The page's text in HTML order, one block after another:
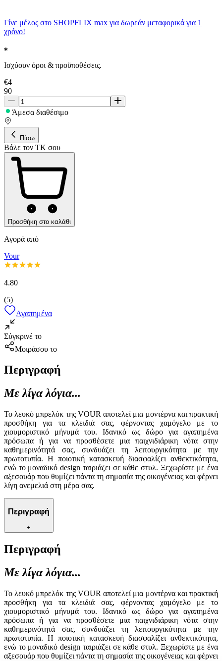
Γίνε μέλος στο SHOPFLIX max για δωρεάν μεταφορικά για 1
χρόνο!
Ισχύουν όροι & προϋποθέσεις.
€4
90
Άμεσα διαθέσιμο
Πίσω
Βάλε τον ΤΚ σου
Προσθήκη στο καλάθι
Αγορά από
Vour
4.80
(5)
Αγαπημένα
Σύγκρινέ το
Μοιράσου το
Περιγραφή
Με λίγα λόγια...
Το λευκό μπρελόκ της VOUR αποτελεί μια μοντέρνα και πρακτική
προσθήκη για τα κλειδιά σας, φέρνοντας χαμόγελο με το
χιουμοριστικό μήνυμά του. Ιδανικό ως δώρο για αγαπημένα
πρόσωπα ή για να προσθέσετε μια παιχνιδιάρικη νότα στην
καθημερινότητά σας, συνδυάζει τη λειτουργικότητα με την
πρωτοτυπία. Η ποιοτική κατασκευή διασφαλίζει ανθεκτικότητα,
ενώ το μοναδικό design ταιριάζει σε κάθε στυλ. Ξεχωρίστε με ένα
αξεσουάρ που θυμίζει πάντα τη σημασία της οικογένειας και φέρνει
λίγη ανεμελιά στη μέρα σας.
Περιγραφή
+
Περιγραφή
Με λίγα λόγια...
Το λευκό μπρελόκ της VOUR αποτελεί μια μοντέρνα και πρακτική
προσθήκη για τα κλειδιά σας, φέρνοντας χαμόγελο με το
χιουμοριστικό μήνυμά του. Ιδανικό ως δώρο για αγαπημένα
πρόσωπα ή για να προσθέσετε μια παιχνιδιάρικη νότα στην
καθημερινότητά σας, συνδυάζει τη λειτουργικότητα με την
πρωτοτυπία. Η ποιοτική κατασκευή διασφαλίζει ανθεκτικότητα,
ενώ το μοναδικό design ταιριάζει σε κάθε στυλ. Ξεχωρίστε με ένα
αξεσουάρ που θυμίζει πάντα τη σημασία της οικογένειας και φέρνει